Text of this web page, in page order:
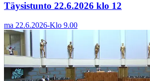
Täysistunto 22.6.2026 klo 12
ma 22.6.2026-Klo 9.00